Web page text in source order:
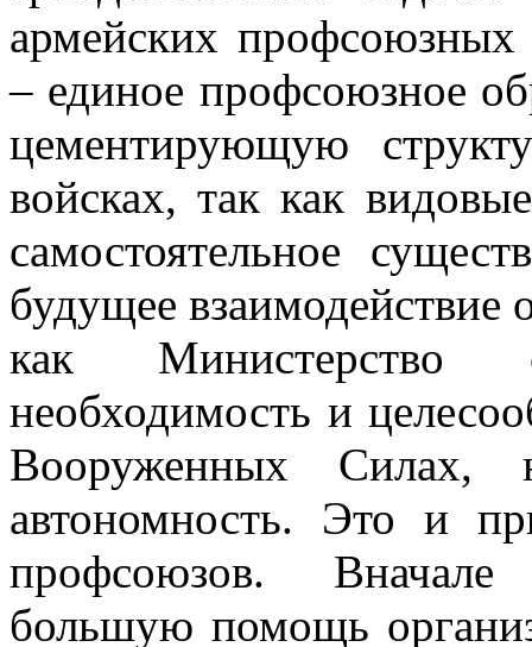
армейских
– единое профсоюзное
цементирующую
войсках, так как
самостоятельное
будущее
как Министерство
необходимость и
Вооруженных Силах,
автономность. Это и
профсоюзов. Вначале
большую помощь